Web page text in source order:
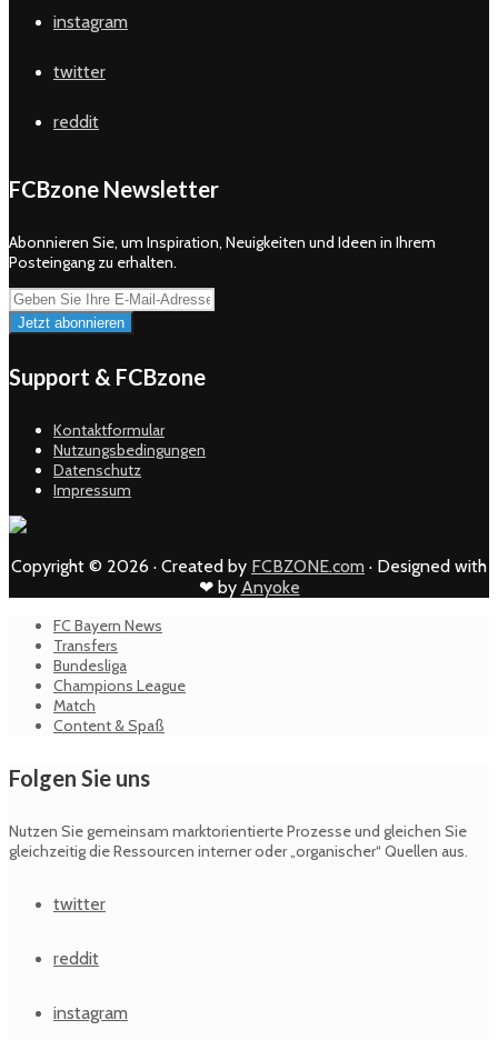
instagram
twitter
reddit
FCBzone Newsletter
Abonnieren Sie, um Inspiration, Neuigkeiten und Ideen in Ihrem
Posteingang zu erhalten.
Support & FCBzone
Kontaktformular
Nutzungsbedingungen
Datenschutz
Impressum
Copyright © 2026 · Created by FCBZONE.com · Designed with
❤ by Anyoke
FC Bayern News
Transfers
Bundesliga
Champions League
Match
Content & Spaß
Folgen Sie uns
Nutzen Sie gemeinsam marktorientierte Prozesse und gleichen Sie
gleichzeitig die Ressourcen interner oder „organischer“ Quellen aus.
twitter
reddit
instagram